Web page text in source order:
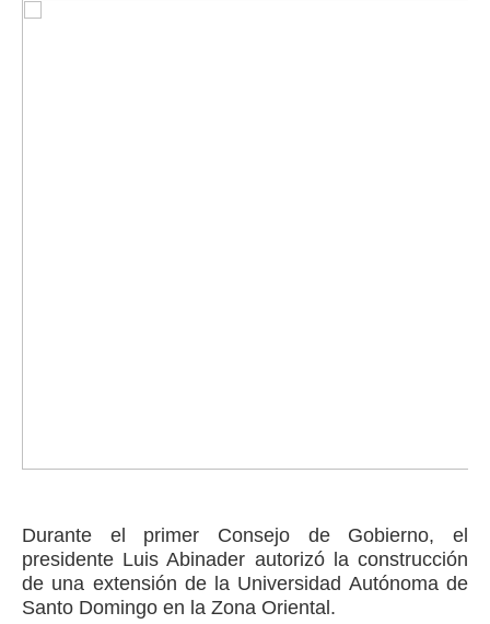
Durante el primer Consejo de Gobierno, el
presidente Luis Abinader autorizó la construcción
de una extensión de la Universidad Autónoma de
Santo Domingo en la Zona Oriental.